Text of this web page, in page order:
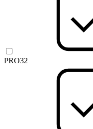
PRO32